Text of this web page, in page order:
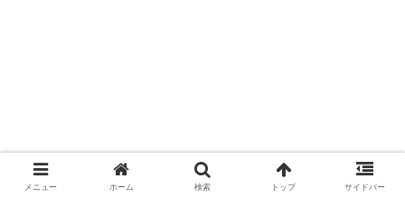
メニュー ホーム 検索 トップ サイドバー